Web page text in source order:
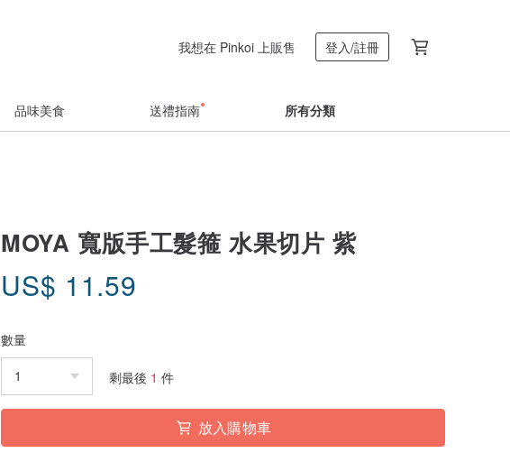
我想在 Pinkoi 上販售 登入/註冊
品味美食 送禮指南 所有分類
MOYA 寬版手工髮箍 水果切片 紫
US$ 11.59
數量
剩最後 1 件
放入購物車